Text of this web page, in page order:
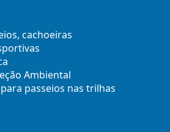
cachoeiras
Ambiental
passeios nas trilhas